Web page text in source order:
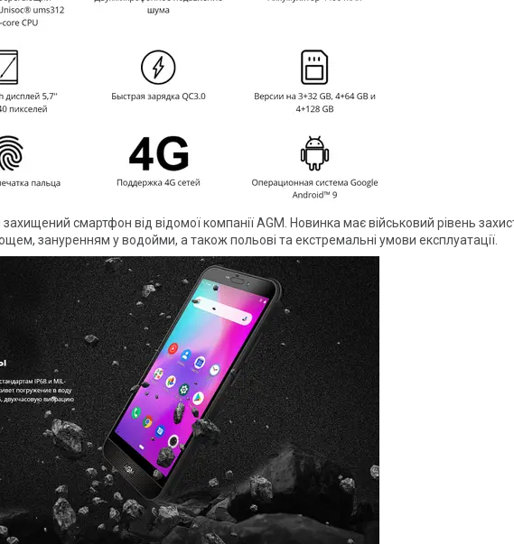
смартфон від відомої компанії AGM. Новинка має військовий рівень
зануренням у водойми, а також польові та екстремальні умови експлуатації.